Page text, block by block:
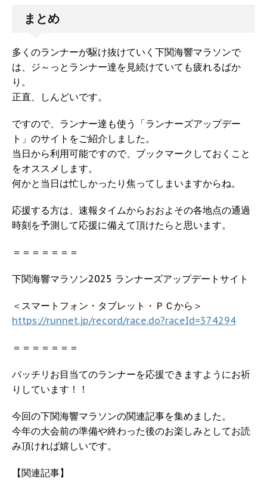
まとめ
多くのランナーが駆け抜けていく下関海響マラソンで
は、ジ～っとランナー達を見続けていても疲れるばか
り。
正直、しんどいです。
ですので、ランナー達も使う「ランナーズアップデー
ト」のサイトをご紹介しました。
当日から利用可能ですので、ブックマークしておくこと
をオススメします。
何かと当日は忙しかったり焦ってしまいますからね。
応援する方は、速報タイムからおおよその各地点の通過
時刻を予測して応援に備えて頂けたらと思います。
＝＝＝＝＝＝＝
下関海響マラソン2025 ランナーズアップデートサイト
＜スマートフォン・タブレット・ＰＣから＞
https://runnet.jp/record/race.do?raceId=374294
＝＝＝＝＝＝＝
バッチリお目当てのランナーを応援できますようにお祈
りしています！！
今回の下関海響マラソンの関連記事を集めました。
今年の大会前の準備や終わった後のお楽しみとしてお読
み頂ければ嬉しいです。
【関連記事】